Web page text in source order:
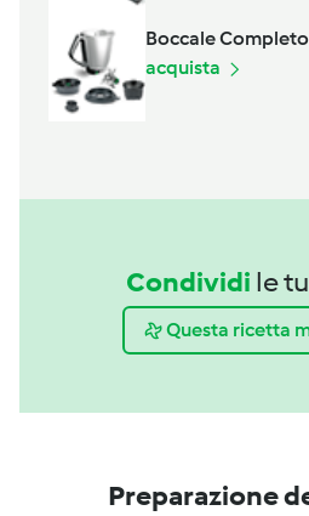
Boccale
acquista
Condividi le
Questa ricetta
Preparazione